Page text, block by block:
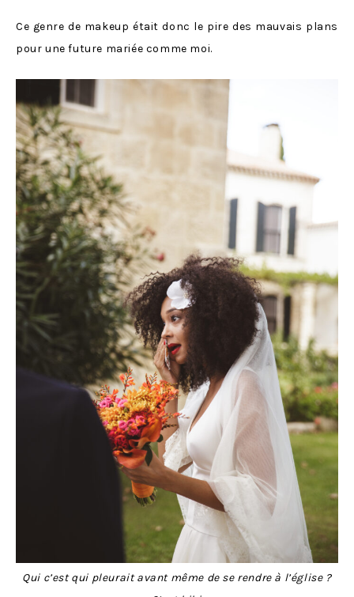
Ce genre de makeup était donc le pire des mauvais plans
pour une future mariée comme moi.
Qui c’est qui pleurait avant même de se rendre à l’église ?